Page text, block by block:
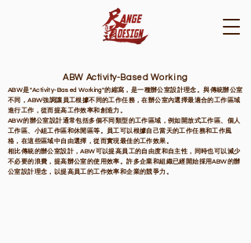
ABW Activity-Based Working
ABW是"Activity-Based Working"的縮寫，是一種辦公室設計理念。與傳統辦公室
不同，ABW強調讓員工根據不同的工作任務，在辦公室內選擇最適合的工作區域
進行工作，從而提高工作效率和創造力。
ABW的辦公室設計通常包括多個不同類型的工作區域，例如開放式工作區、個人
工作區、小組工作區和休閒區等。員工可以根據自己當天的工作任務和工作風
格，在這些區域中自由選擇，從而實現最佳的工作效果。
相比傳統的辦公室設計，ABW可以提高員工的自由度和自主性，同時也可以減少
不必要的浪費，提高辦公室的使用效率。許多企業和組織已經開始採用ABW的辦
公室設計理念，以提高員工的工作效率和企業的競爭力。